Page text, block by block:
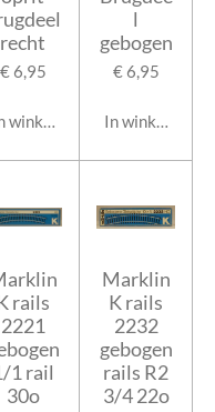
recht
€ 6,95
winkelwagen
l
gebogen
€ 6,95
In
rails
2221
1 rail
30o
Marklin
K rails
2232
gebogen
rails R2
3/4 22o